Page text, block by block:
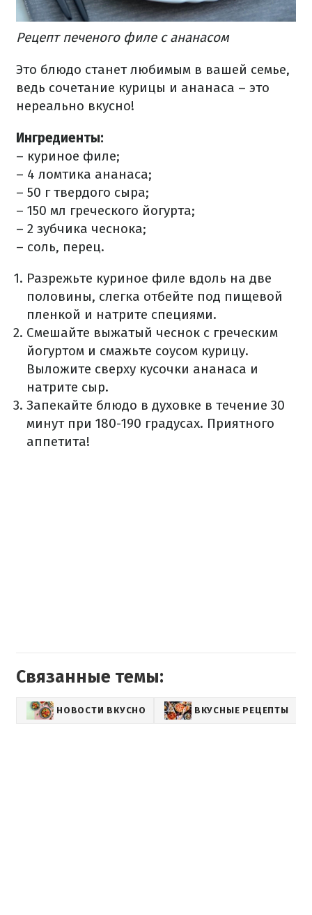
Рецепт печеного филе с ананасом
Это блюдо станет любимым в вашей семье,
ведь сочетание курицы и ананаса – это
нереально вкусно!
Ингредиенты:
– куриное филе;
– 4 ломтика ананаса;
– 50 г твердого сыра;
– 150 мл греческого йогурта;
– 2 зубчика чеснока;
– соль, перец.
Разрежьте куриное филе вдоль на две
половины, слегка отбейте под пищевой
пленкой и натрите специями.
Смешайте выжатый чеснок с греческим
йогуртом и смажьте соусом курицу.
Выложите сверху кусочки ананаса и
натрите сыр.
Запекайте блюдо в духовке в течение 30
минут при 180-190 градусах. Приятного
аппетита!
Связанные темы:
НОВОСТИ ВКУСНО ВКУСНЫЕ РЕЦЕПТЫ